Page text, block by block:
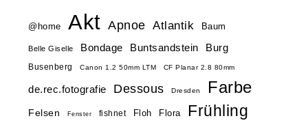
@home Akt Apnoe Atlantik Baum
Belle Giselle Bondage Buntsandstein Burg
Busenberg Canon 1.2 50mm LTM CF Planar 2.8 80mm
de.rec.fotografie Dessous Dresden Farbe
Felsen Fenster fishnet Floh Flora Frühling